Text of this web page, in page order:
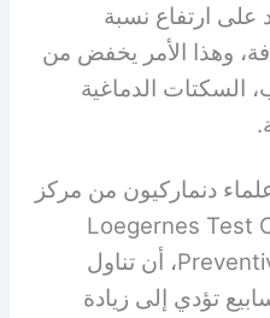
على ارتفاع نسبة
وهذا الأمر يخفض من
السكتات الدماغية
دنماركيون من مركز
Loegernes Test
، أن تناول
في اليوم لمدة 6 أسابيع تؤدي إلى زيادة